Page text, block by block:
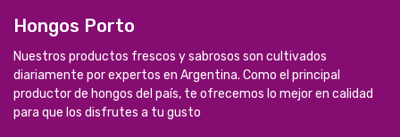
Hongos Porto
Nuestros productos frescos y sabrosos son cultivados
diariamente por expertos en Argentina. Como el principal
productor de hongos del país, te ofrecemos lo mejor en calidad
para que los disfrutes a tu gusto